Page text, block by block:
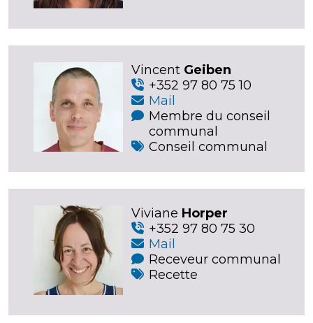
Vincent Geiben
+352 97 80 75 10
Mail
Membre du conseil
communal
Conseil communal
Viviane Horper
+352 97 80 75 30
Mail
Receveur communal
Recette